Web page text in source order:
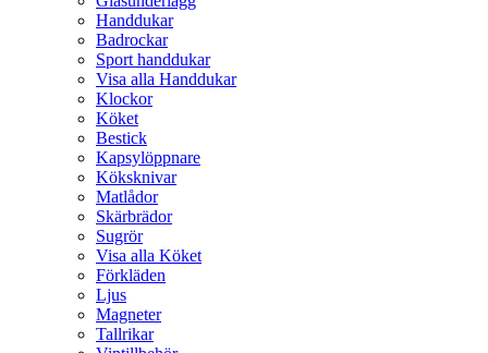
Handdukar
Badrockar
Sport handdukar
Visa alla Handdukar
Klockor
Köket
Bestick
Kapsylöppnare
Köksknivar
Matlådor
Skärbrädor
Sugrör
Visa alla Köket
Förkläden
Ljus
Magneter
Tallrikar